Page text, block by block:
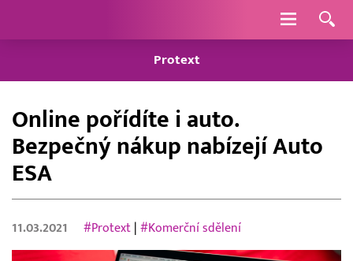
Navigace
Protext
Online pořídíte i auto.
Bezpečný nákup nabízejí Auto
ESA
11.03.2021 #Protext |#Komerční sdělení